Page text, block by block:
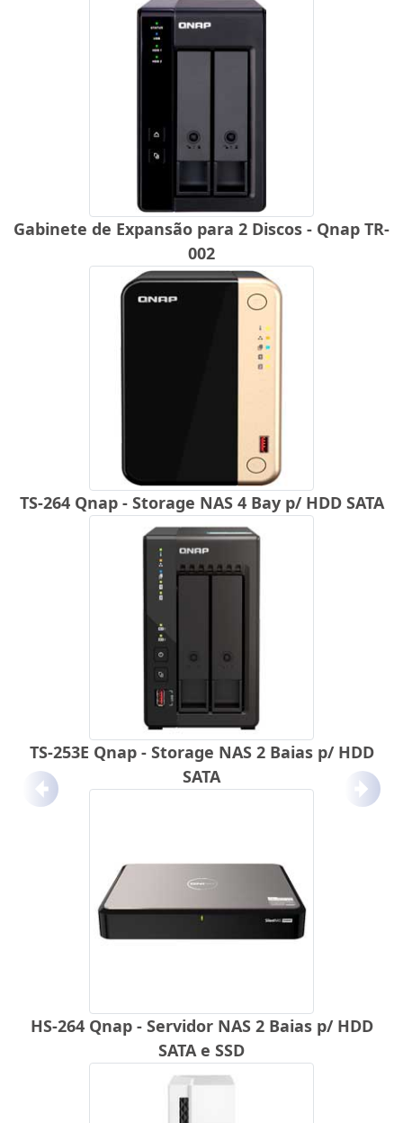
Gabinete de Expansão para 2 Discos - Qnap TR-
002
TS-264 Qnap - Storage NAS 4 Bay p/ HDD SATA
TS-253E Qnap - Storage NAS 2 Baias p/ HDD
SATA
HS-264 Qnap - Servidor NAS 2 Baias p/ HDD
SATA e SSD
Anterior